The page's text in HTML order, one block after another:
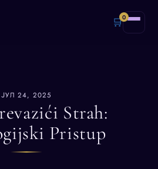
🛒0
ЈУЛ 24, 2025
Strah:
Pristup